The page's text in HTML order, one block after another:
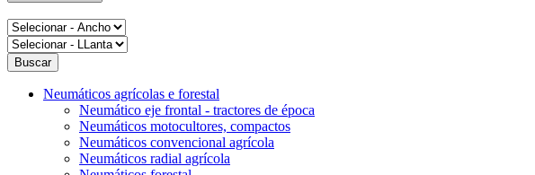
Neumáticos agrícolas e forestal
Neumático eje frontal - tractores de época
Neumáticos motocultores, compactos
Neumáticos convencional agrícola
Neumáticos radial agrícola